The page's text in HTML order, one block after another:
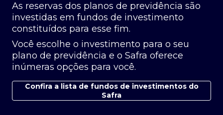
As reservas dos planos de previdência são
investidas em fundos de investimento
constituídos para esse fim.
Você escolhe o investimento para o seu
plano de previdência e o Safra oferece
inúmeras opções para você.
Confira a lista de fundos de investimentos do
Safra